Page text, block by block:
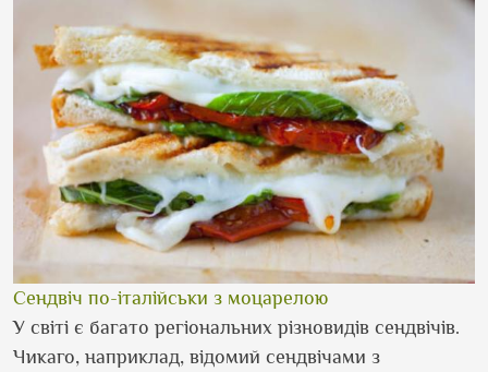
Сендвіч по-італійськи з моцарелою
У світі є багато регіональних різновидів сендвічів.
Чикаго, наприклад, відомий сендвічами з